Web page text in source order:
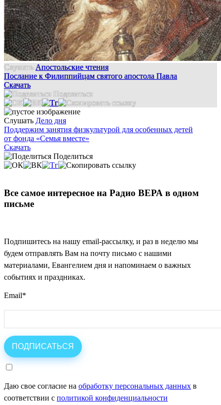
Слушать Апостольские чтения
Послание к Филиппийцам святого апостола Павла
Скачать
Поделиться
Слушать Дело дня
Поддержим занятия физкультурой для особенных детей
от фонда «Семья вместе»
Скачать
Поделиться
Все самое интересное на Радио ВЕРА в одном
письме
Подпишитесь на нашу email-рассылку, и раз в неделю мы
будем отправлять Вам на почту письмо с нашими
материалами, Евангелием дня и напоминаем о важных
событиях и праздниках.
Email*
Даю свое согласие на обработку персональных данных в
соответствии с политикой конфиденциальности